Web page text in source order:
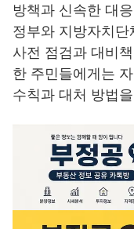
방책과 신속한 대
정부와 지방자치
사전 점검과 대비
한 주민들에게는
수칙과 대처 방법